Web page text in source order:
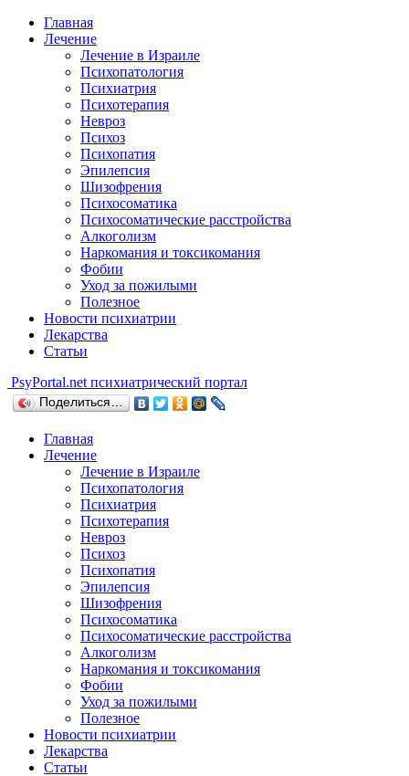
Главная
Лечение
Лечение в Израиле
Психопатология
Психиатрия
Психотерапия
Невроз
Психоз
Психопатия
Эпилепсия
Шизофрения
Психосоматика
Психосоматические расстройства
Алкоголизм
Наркомания и токсикомания
Фобии
Уход за пожилыми
Полезное
Новости психиатрии
Лекарства
Статьи
PsyPortal.net психиатрический портал
Поделиться…
Главная
Лечение
Лечение в Израиле
Психопатология
Психиатрия
Психотерапия
Невроз
Психоз
Психопатия
Эпилепсия
Шизофрения
Психосоматика
Психосоматические расстройства
Алкоголизм
Наркомания и токсикомания
Фобии
Уход за пожилыми
Полезное
Новости психиатрии
Лекарства
Статьи